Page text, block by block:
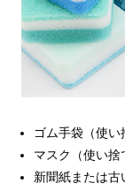
ゴム手袋（使い
マスク（使い捨
新聞紙または